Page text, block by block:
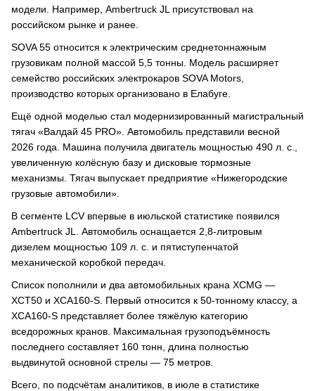
модели. Например, Ambertruck JL присутствовал на
российском рынке и ранее.
SOVA 55 относится к электрическим среднетоннажным
грузовикам полной массой 5,5 тонны. Модель расширяет
семейство российских электрокаров SOVA Motors,
производство которых организовано в Елабуге.
Ещё одной моделью стал модернизированный магистральный
тягач «Валдай 45 PRO». Автомобиль представили весной
2026 года. Машина получила двигатель мощностью 490 л. с.,
увеличенную колёсную базу и дисковые тормозные
механизмы. Тягач выпускает предприятие «Нижегородские
грузовые автомобили».
В сегменте LCV впервые в июльской статистике появился
Ambertruck JL. Автомобиль оснащается 2,8-литровым
дизелем мощностью 109 л. с. и пятиступенчатой
механической коробкой передач.
Список пополнили и два автомобильных крана XCMG —
XCT50 и XCA160-S. Первый относится к 50-тонному классу, а
XCA160-S представляет более тяжёлую категорию
вседорожных кранов. Максимальная грузоподъёмность
последнего составляет 160 тонн, длина полностью
выдвинутой основной стрелы — 75 метров.
Всего, по подсчётам аналитиков, в июле в статистике